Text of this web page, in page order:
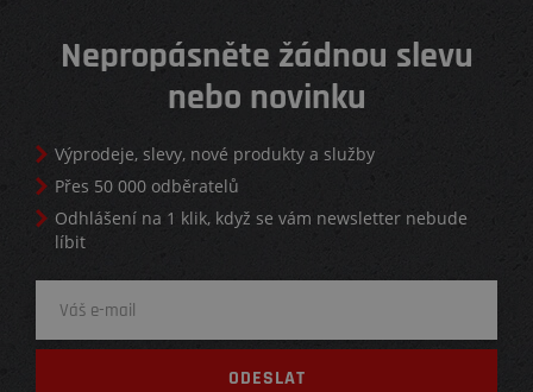
Nepropásněte žádnou slevu
nebo novinku
Výprodeje, slevy, nové produkty a služby
Přes 50 000 odběratelů
Odhlášení na 1 klik, když se vám newsletter nebude
líbit